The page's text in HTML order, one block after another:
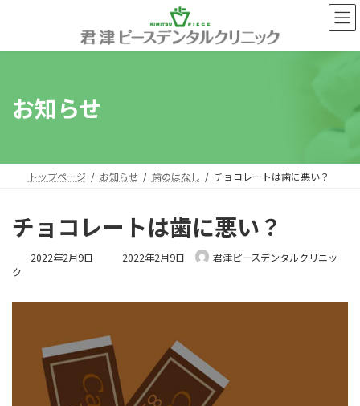
ン
ー
お知らせ
トップページ お知らせ 歯のはなし チョコレートは歯に悪い？
チョコレートは歯に悪い？
2022年2月9日
最
2022年2月9日
君津ピースデンタルクリニッ
ク